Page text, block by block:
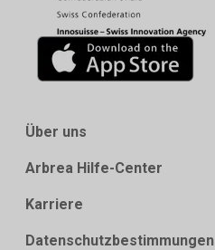
Über uns
Arbrea Hilfe-Center
Karriere
Datenschutzbestimmungen